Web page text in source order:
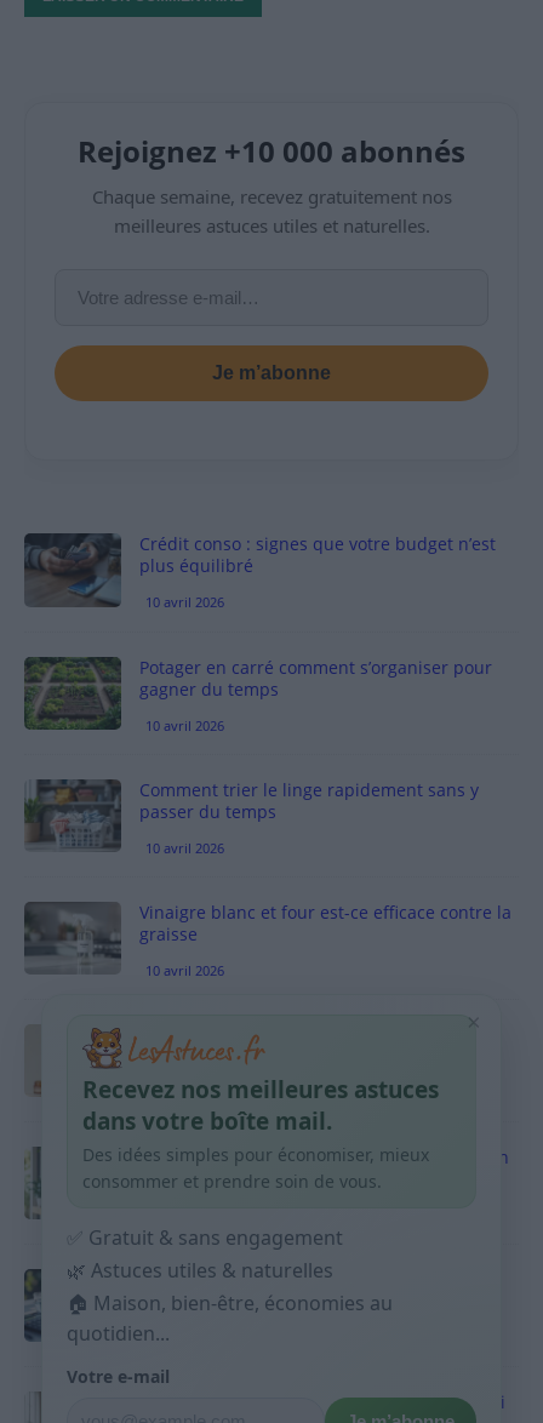
Rejoignez +10 000 abonnés
Chaque semaine, recevez gratuitement nos
meilleures astuces utiles et naturelles.
Je m’abonne
Crédit conso : signes que votre budget n’est
plus équilibré
10 avril 2026
Potager en carré comment s’organiser pour
gagner du temps
10 avril 2026
Comment trier le linge rapidement sans y
passer du temps
10 avril 2026
Vinaigre blanc et four est-ce efficace contre la
graisse
10 avril 2026
Taches pigmentaires : routine simple +
habitudes qui aident
9 avril 2026
Produits ménagers : comment économiser en
courses sans acheter 10 sprays
Budget mensuel : méthode rapide pour
répartir son salaire dès le jour de paie
9 avril 2026
Sport 10 minutes par jour est-ce utile et quoi
×
Recevez nos meilleures astuces
dans votre boîte mail.
Des idées simples pour économiser, mieux
consommer et prendre soin de vous.
✅ Gratuit & sans engagement
🌿 Astuces utiles & naturelles
🏠 Maison, bien-être, économies au
quotidien...
Votre e-mail